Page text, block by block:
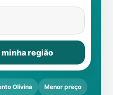
região
Olivina Menor preço